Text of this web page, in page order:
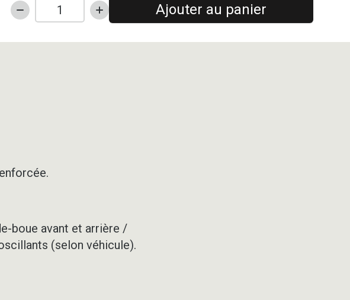
quantité
Kit
-
Ajouter au panier
boue avant et arrière /
(selon véhicule).